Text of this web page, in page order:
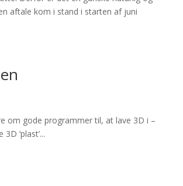
aftale kom i stand i starten af juni
om gode programmer til, at lave 3D i –
‘plast’...